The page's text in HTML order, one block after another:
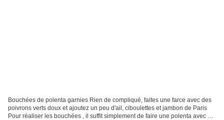
Bouchées de polenta garnies Rien de compliqué, faites une farce avec des
poivrons verts doux et ajoutez un peu d'ail, ciboulettes et jambon de Paris
Pour réaliser les bouchées , il suffit simplement de faire une polenta avec du